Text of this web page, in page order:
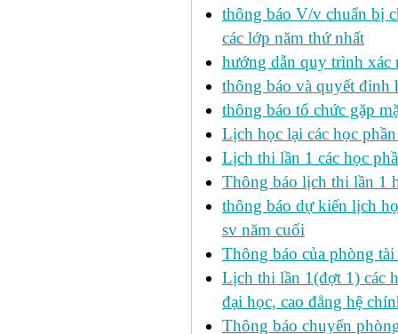
thông báo V/v chuẩn bị
các lớp năm thứ nhất
hướng dẫn quy trình xác
thông báo và quyết đinh
thông báo tổ chức gặp
Lịch học lại các học
Lịch thi lần 1 các học
Thông báo lịch thi lần 1
thông báo dự kiến lịch
sv năm cuối
Thông báo của phòng
Lịch thi lần 1(đợt 1) các
đại học, cao đẳng hệ
Thông báo chuyển